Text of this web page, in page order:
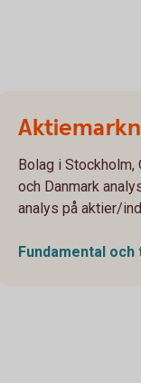
Bolag i Stockholm,
och Danmark
analys på aktier/
Fundamental och